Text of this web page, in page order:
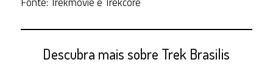
Descubra mais sobre Trek Brasilis